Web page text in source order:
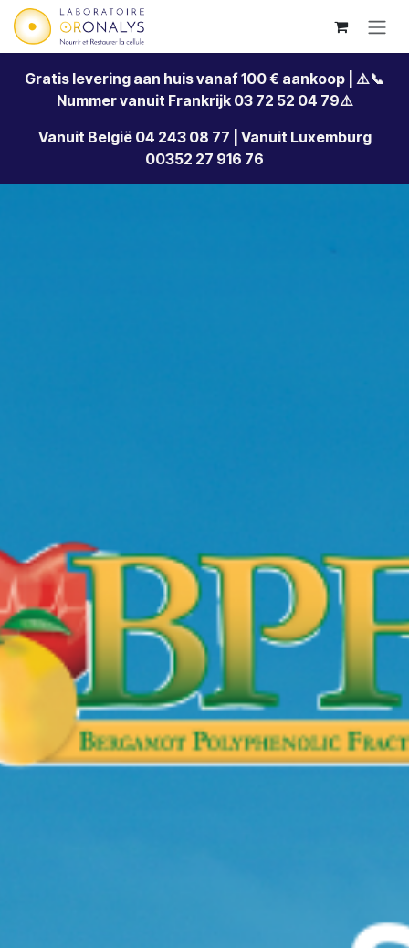
Overslaan naar inhoud
Gratis levering aan huis vanaf 100 € aankoop | ⚠️📞
Nummer vanuit Frankrijk 03 72 52 04 79⚠️
Vanuit België 04 243 08 77 | Vanuit Luxemburg
00352 27 916 76